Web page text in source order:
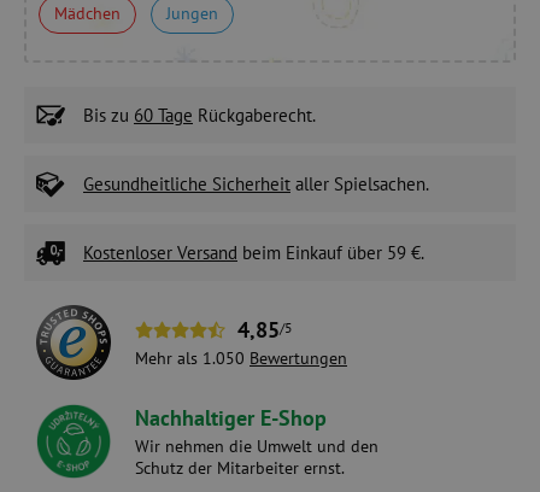
Mädchen Jungen
Bis zu 60 Tage Rückgaberecht.
Gesundheitliche Sicherheit aller Spielsachen.
Kostenloser Versand beim Einkauf über 59 €.
4,85/5
Mehr als 1.050 Bewertungen
Nachhaltiger E-Shop
Wir nehmen die Umwelt und den
Schutz der Mitarbeiter ernst.